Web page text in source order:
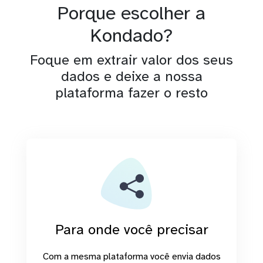
Porque escolher a
Kondado?
Foque em extrair valor dos seus
dados e deixe a nossa
plataforma fazer o resto
Para onde você precisar
Com a mesma plataforma você envia dados